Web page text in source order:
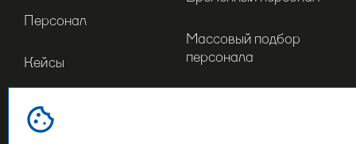
Персонал
Кейсы
Отрасли
Массовый подбор
персонала